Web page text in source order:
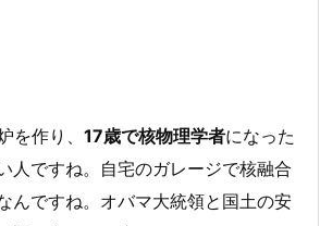
を作り、 17歳で核物理学者になった
人ですね。自宅のガレージで核融合
んですね。オバマ大統領と国土の安